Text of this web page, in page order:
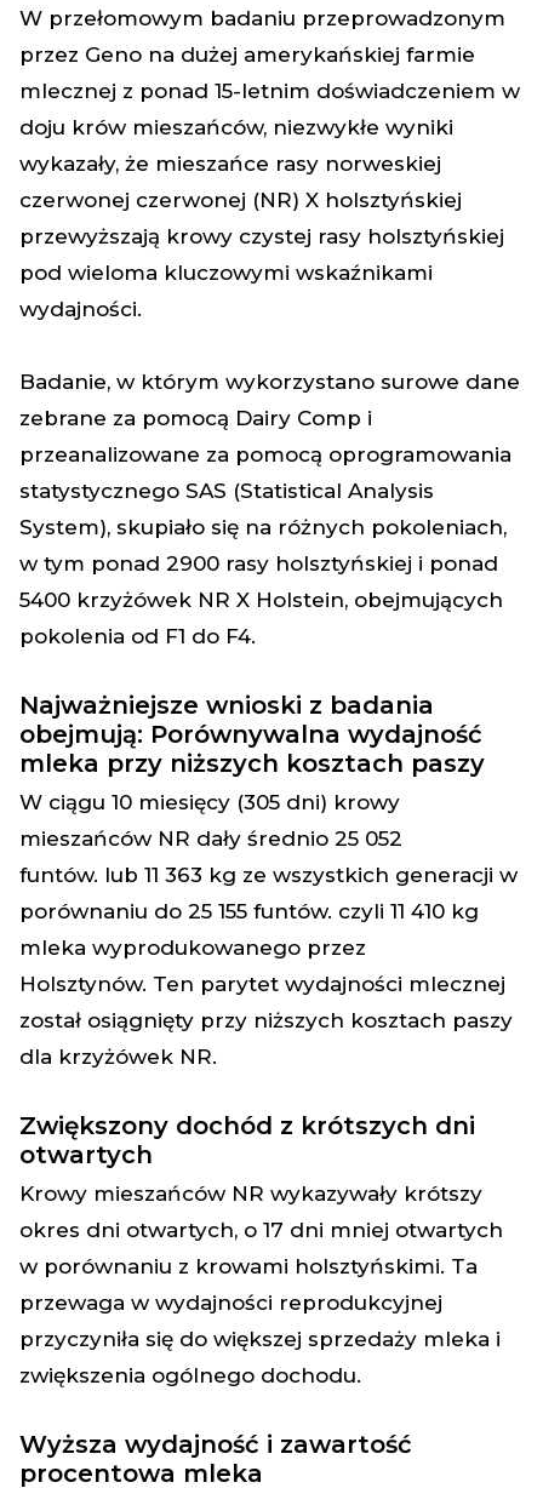
W przełomowym badaniu przeprowadzonym
przez Geno na dużej amerykańskiej farmie
mlecznej z ponad 15-letnim doświadczeniem w
doju krów mieszańców, niezwykłe wyniki
wykazały, że mieszańce rasy norweskiej
czerwonej czerwonej (NR) X holsztyńskiej
przewyższają krowy czystej rasy holsztyńskiej
pod wieloma kluczowymi wskaźnikami
wydajności.
Badanie, w którym wykorzystano surowe dane
zebrane za pomocą Dairy Comp i
przeanalizowane za pomocą oprogramowania
statystycznego SAS (Statistical Analysis
System), skupiało się na różnych pokoleniach,
w tym ponad 2900 rasy holsztyńskiej i ponad
5400 krzyżówek NR X Holstein, obejmujących
pokolenia od F1 do F4.
Najważniejsze wnioski z badania
obejmują: Porównywalna wydajność
mleka przy niższych kosztach paszy
W ciągu 10 miesięcy (305 dni) krowy
mieszańców NR dały średnio 25 052
funtów. lub 11 363 kg ze wszystkich generacji w
porównaniu do 25 155 funtów. czyli 11 410 kg
mleka wyprodukowanego przez
Holsztynów. Ten parytet wydajności mlecznej
został osiągnięty przy niższych kosztach paszy
dla krzyżówek NR.
Zwiększony dochód z krótszych dni
otwartych
Krowy mieszańców NR wykazywały krótszy
okres dni otwartych, o 17 dni mniej otwartych
w porównaniu z krowami holsztyńskimi. Ta
przewaga w wydajności reprodukcyjnej
przyczyniła się do większej sprzedaży mleka i
zwiększenia ogólnego dochodu.
Wyższa wydajność i zawartość
procentowa mleka
Przeczytaj więcej na temat ,,Po prostu więcej''